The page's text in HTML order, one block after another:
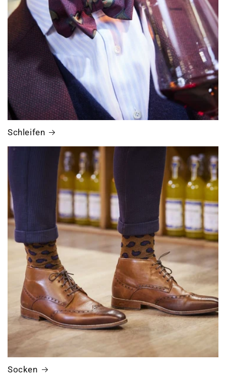
Schleifen
Socken